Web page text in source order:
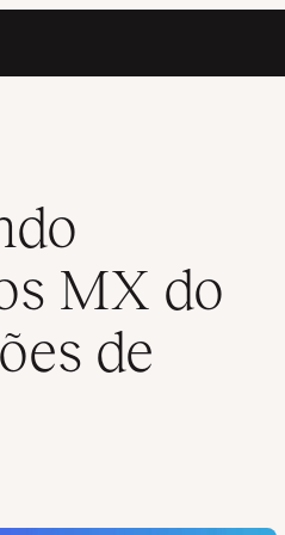
de Segurança
MX do
de